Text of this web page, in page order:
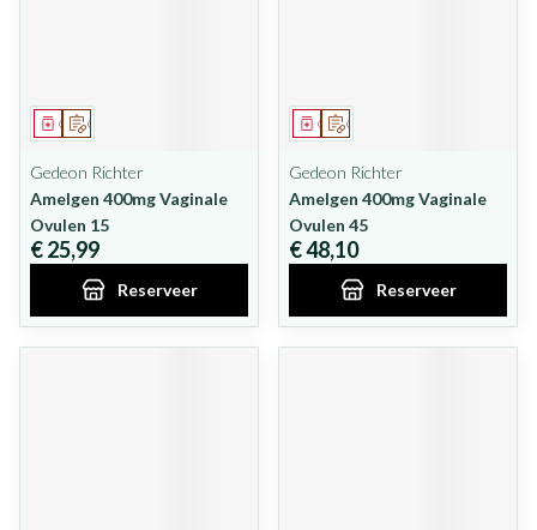
Op voorschrift
Geneesmiddel
Gedeon Richter
Amelgen 400mg Vaginale
Ovulen 15
€ 25,99
Reserveer
Op voorschrift
Geneesmiddel
Gedeon Richter
Amelgen 400mg Vaginale
Ovulen 45
€ 48,10
Reserveer